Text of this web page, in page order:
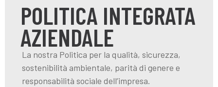
POLITICA INTEGRATA
AZIENDALE
La nostra Politica per la qualità, sicurezza,
sostenibilità ambientale, parità di genere e
responsabilità sociale dell’impresa.